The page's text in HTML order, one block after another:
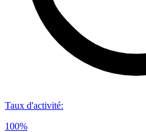
Taux d'activité:
100%